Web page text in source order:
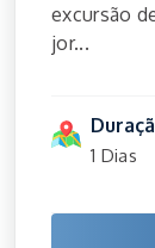
excursão
jor...
1 Dias